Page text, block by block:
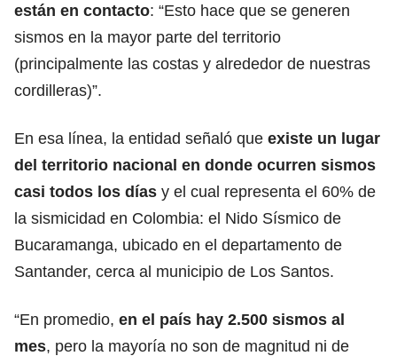
están en contacto: “Esto hace que se generen
sismos en la mayor parte del territorio
(principalmente las costas y alrededor de nuestras
cordilleras)”.
En esa línea, la entidad señaló que existe un lugar
del territorio nacional en donde ocurren sismos
casi todos los días y el cual representa el 60% de
la sismicidad en Colombia: el Nido Sísmico de
Bucaramanga, ubicado en el departamento de
Santander, cerca al municipio de Los Santos.
“En promedio, en el país hay 2.500 sismos al
mes, pero la mayoría no son de magnitud ni de